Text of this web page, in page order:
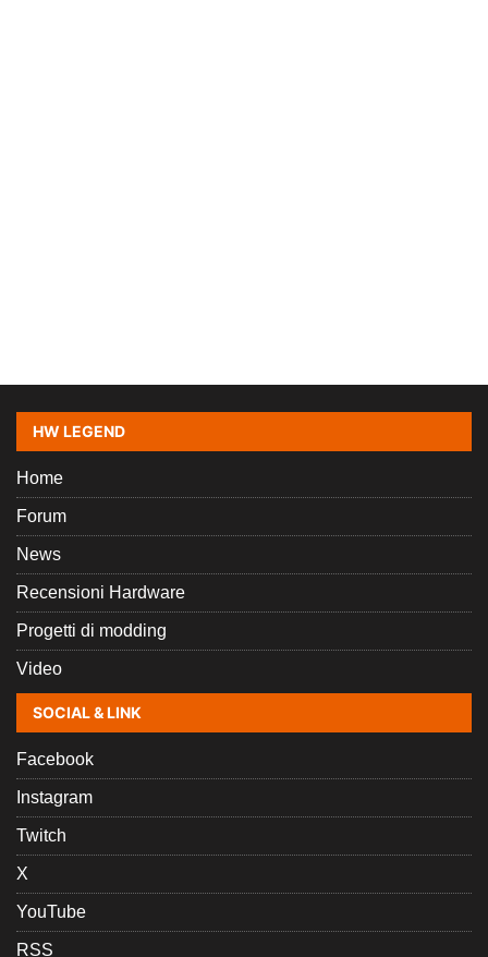
HW LEGEND
Home
Forum
News
Recensioni Hardware
Progetti di modding
Video
SOCIAL & LINK
Facebook
Instagram
Twitch
X
YouTube
RSS